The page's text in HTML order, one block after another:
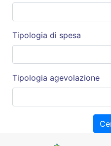
Tipologia di spesa
Tipologia agevolazione